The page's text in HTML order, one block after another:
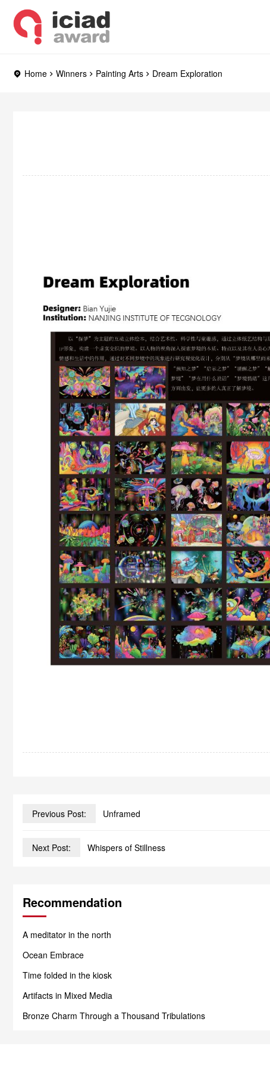
Home Winners Painting Arts Dream Exploration
Previous Post: Unframed
Next Post: Whispers of Stillness
Recommendation
A meditator in the north
Ocean Embrace
Time folded in the kiosk
Artifacts in Mixed Media
Bronze Charm Through a Thousand Tribulations